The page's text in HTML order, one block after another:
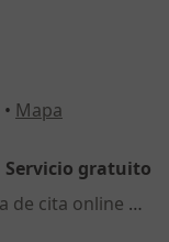
• Mapa
Servicio gratuito
Este especialista no ofrece reserva de cita online en esta dirección.